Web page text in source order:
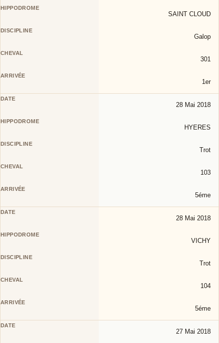
SAINT CLOUD
Galop
301
1er
28 Mai 2018
HYERES
Trot
103
5éme
28 Mai 2018
VICHY
Trot
104
5éme
27 Mai 2018